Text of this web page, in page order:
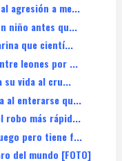
agresión a me...
niño antes qu...
que cientí...
leones por ...
su vida al cru...
al enterarse qu...
robo más rápid...
pero tiene f...
del mundo [FOTO]